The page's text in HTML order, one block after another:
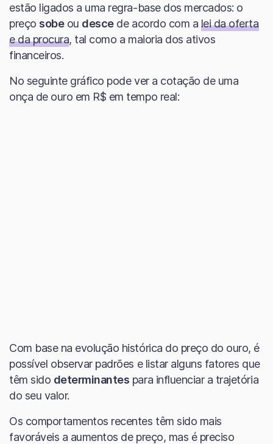
estão ligados a uma regra-base dos mercados: o
preço sobeou descede acordo com a lei da oferta
e da procura, tal como a maioria dos ativos
financeiros.
No seguinte gráfico pode ver a cotação de uma
onça de ouro em R$ em tempo real:
Com base na evolução histórica do preço do ouro, é
possível observar padrões e listar alguns fatores que
têm sido determinantes para influenciar a trajetória
do seu valor.
Os comportamentos recentes têm sido mais
favoráveis a aumentos de preço, mas é preciso